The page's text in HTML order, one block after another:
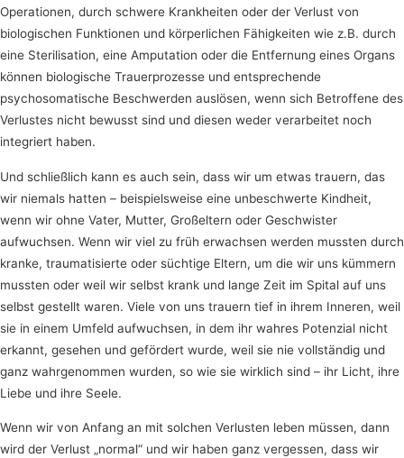
Operationen, durch schwere Krankheiten oder der Verlust von
biologischen Funktionen und körperlichen Fähigkeiten wie z.B. durch
eine Sterilisation, eine Amputation oder die Entfernung eines Organs
können biologische Trauerprozesse und entsprechende
psychosomatische Beschwerden auslösen, wenn sich Betroffene des
Verlustes nicht bewusst sind und diesen weder verarbeitet noch
integriert haben.
Und schließlich kann es auch sein, dass wir um etwas trauern, das
wir niemals hatten – beispielsweise eine unbeschwerte Kindheit,
wenn wir ohne Vater, Mutter, Großeltern oder Geschwister
aufwuchsen. Wenn wir viel zu früh erwachsen werden mussten durch
kranke, traumatisierte oder süchtige Eltern, um die wir uns kümmern
mussten oder weil wir selbst krank und lange Zeit im Spital auf uns
selbst gestellt waren. Viele von uns trauern tief in ihrem Inneren, weil
sie in einem Umfeld aufwuchsen, in dem ihr wahres Potenzial nicht
erkannt, gesehen und gefördert wurde, weil sie nie vollständig und
ganz wahrgenommen wurden, so wie sie wirklich sind – ihr Licht, ihre
Liebe und ihre Seele.
Wenn wir von Anfang an mit solchen Verlusten leben müssen, dann
wird der Verlust „normal“ und wir haben ganz vergessen, dass wir